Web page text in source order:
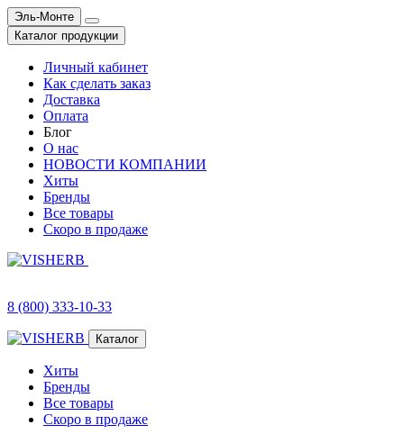
Эль-Монте
Каталог продукции
Личный кабинет
Как сделать заказ
Доставка
Оплата
Блог
О нас
НОВОСТИ КОМПАНИИ
Хиты
Бренды
Все товары
Скоро в продаже
8 (800) 333-10-33
Каталог
Хиты
Бренды
Все товары
Скоро в продаже